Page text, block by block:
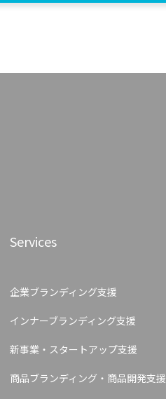
Services
企業ブランディング支援
インナーブランディング支援
新事業・スタートアップ支援
商品ブランディング・商品開発支援